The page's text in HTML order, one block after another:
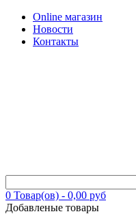
Online магазин
Новости
Контакты
0 Товар(ов) - 0,00 руб
Добавленые товары